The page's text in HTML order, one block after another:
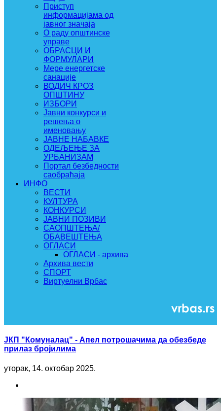
Приступ
информацијама од
јавног значаја
О раду општинске
управе
ОБРАСЦИ И
ФОРМУЛАРИ
Мере енергетске
санације
ВОДИЧ КРОЗ
ОПШТИНУ
ИЗБОРИ
Јавни конкурси и
решења о
именовању
ЈАВНЕ НАБАВКЕ
ОДЕЉЕЊЕ ЗА
УРБАНИЗАМ
Портал безбедности
саобраћаја
ИНФО
ВЕСТИ
КУЛТУРА
КОНКУРСИ
ЈАВНИ ПОЗИВИ
САОПШТЕЊА/
ОБАВЕШТЕЊА
ОГЛАСИ
ОГЛАСИ - архива
Архива вести
СПОРТ
Виртуелни Врбас
ЈКП "Комуналац" - Апел потрошачима да обезбеде
прилаз бројилима
уторак, 14. октобар 2025.